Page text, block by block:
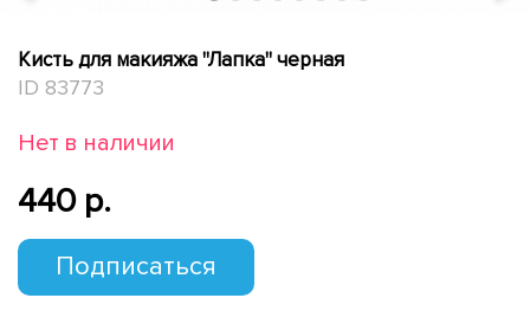
Кисть для макияжа "Лапка" черная
ID 83773
Нет в наличии
440 p.
Подписаться